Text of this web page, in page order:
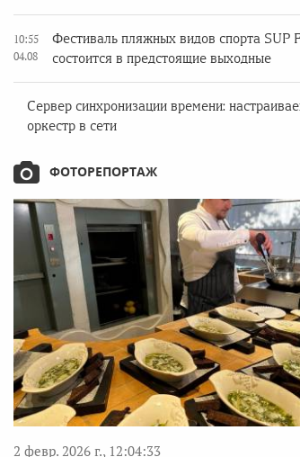
10:55
04.08
Фестиваль пляжных видов спорта SUP
состоится в предстоящие выходные
Сервер синхронизации времени:
оркестр в сети
ФОТОРЕПОРТАЖ
2 февр. 2026 г., 12:04:33